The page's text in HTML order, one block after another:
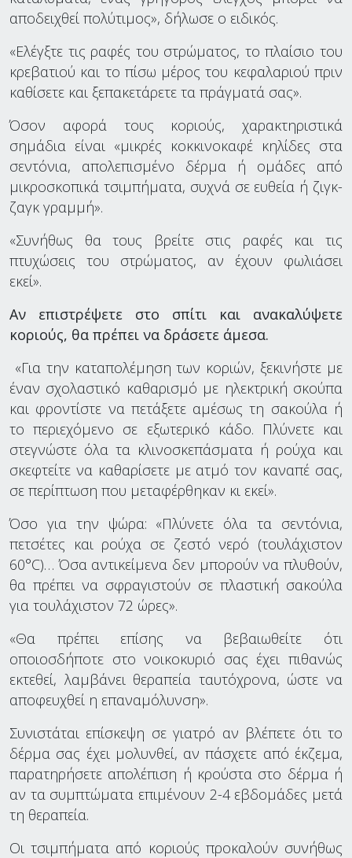
αποδειχθεί πολύτιμος», δήλωσε ο ειδικός.
«Ελέγξτε τις ραφές του στρώματος, το πλαίσιο του
κρεβατιού και το πίσω μέρος του κεφαλαριού πριν
καθίσετε και ξεπακετάρετε τα πράγματά σας».
Όσον αφορά τους κοριούς, χαρακτηριστικά
σημάδια είναι «μικρές κοκκινοκαφέ κηλίδες στα
σεντόνια, απολεπισμένο δέρμα ή ομάδες από
μικροσκοπικά τσιμπήματα, συχνά σε ευθεία ή ζιγκ-
ζαγκ γραμμή».
«Συνήθως θα τους βρείτε στις ραφές και τις
πτυχώσεις του στρώματος, αν έχουν φωλιάσει
εκεί».
Αν επιστρέψετε στο σπίτι και ανακαλύψετε
κοριούς, θα πρέπει να δράσετε άμεσα.
«Για την καταπολέμηση των κοριών, ξεκινήστε με
έναν σχολαστικό καθαρισμό με ηλεκτρική σκούπα
και φροντίστε να πετάξετε αμέσως τη σακούλα ή
το περιεχόμενο σε εξωτερικό κάδο. Πλύνετε και
στεγνώστε όλα τα κλινοσκεπάσματα ή ρούχα και
σκεφτείτε να καθαρίσετε με ατμό τον καναπέ σας,
σε περίπτωση που μεταφέρθηκαν κι εκεί».
Όσο για την ψώρα: «Πλύνετε όλα τα σεντόνια,
πετσέτες και ρούχα σε ζεστό νερό (τουλάχιστον
60°C)… Όσα αντικείμενα δεν μπορούν να πλυθούν,
θα πρέπει να σφραγιστούν σε πλαστική σακούλα
για τουλάχιστον 72 ώρες».
«Θα πρέπει επίσης να βεβαιωθείτε ότι
οποιοσδήποτε στο νοικοκυριό σας έχει πιθανώς
εκτεθεί, λαμβάνει θεραπεία ταυτόχρονα, ώστε να
αποφευχθεί η επαναμόλυνση».
Συνιστάται επίσκεψη σε γιατρό αν βλέπετε ότι το
δέρμα σας έχει μολυνθεί, αν πάσχετε από έκζεμα,
παρατηρήσετε απολέπιση ή κρούστα στο δέρμα ή
αν τα συμπτώματα επιμένουν 2-4 εβδομάδες μετά
τη θεραπεία.
Οι τσιμπήματα από κοριούς προκαλούν συνήθως